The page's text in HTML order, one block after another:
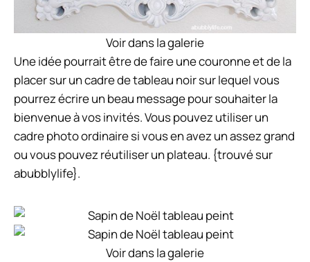
Voir dans la galerie
Une idée pourrait être de faire une couronne et de la
placer sur un cadre de tableau noir sur lequel vous
pourrez écrire un beau message pour souhaiter la
bienvenue à vos invités. Vous pouvez utiliser un
cadre photo ordinaire si vous en avez un assez grand
ou vous pouvez réutiliser un plateau. {trouvé sur
abubblylife}.
Voir dans la galerie